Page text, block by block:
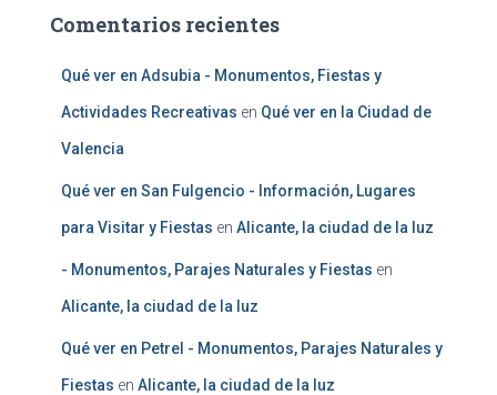
Comentarios recientes
Qué ver en Adsubia - Monumentos, Fiestas y
Actividades Recreativas en Qué ver en la Ciudad de
Valencia
Qué ver en San Fulgencio - Información, Lugares
para Visitar y Fiestas en Alicante, la ciudad de la luz
- Monumentos, Parajes Naturales y Fiestas en
Alicante, la ciudad de la luz
Qué ver en Petrel - Monumentos, Parajes Naturales y
Fiestas en Alicante, la ciudad de la luz